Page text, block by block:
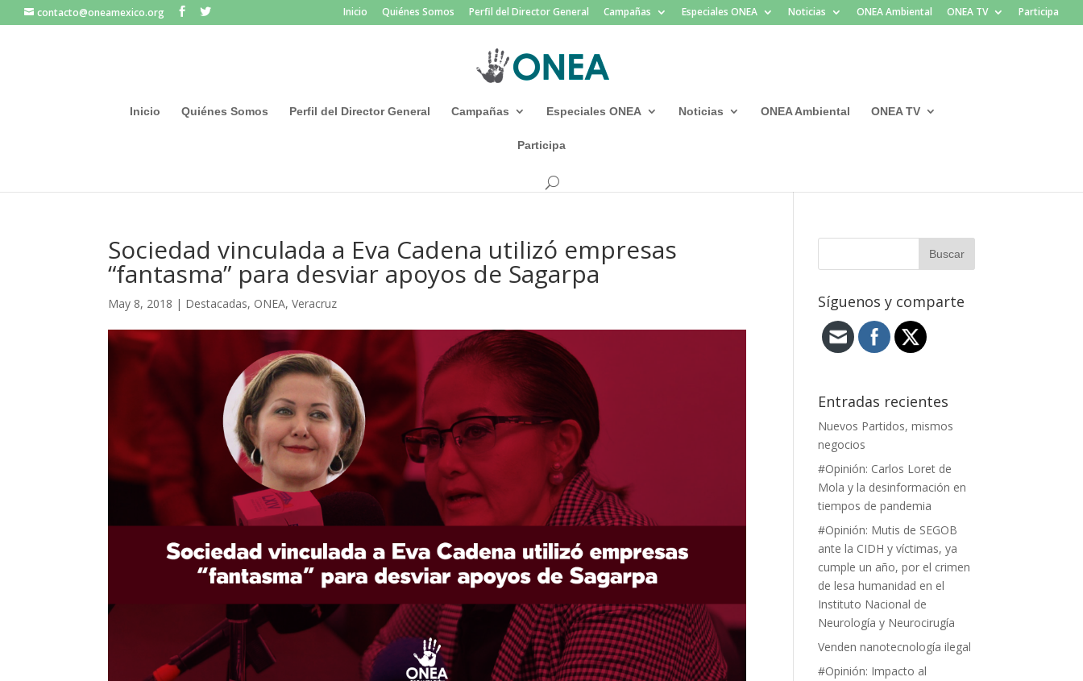
contacto@oneamexico.org Inicio Quiénes Somos Perfil del Director General Campañas Especiales ONEA Noticias ONEA Ambiental ONEA TV Participa
Inicio Quiénes Somos Perfil del Director General Campañas Especiales ONEA Noticias ONEA Ambiental ONEA TV
Participa
Sociedad vinculada a Eva Cadena utilizó empresas
“fantasma” para desviar apoyos de Sagarpa
May 8, 2018 | Destacadas, ONEA,Veracruz Síguenos y comparte
Entradas recientes
Nuevos Partidos, mismos
negocios
#Opinión: Carlos Loret de
Mola y la desinformación en
tiempos de pandemia
#Opinión: Mutis de SEGOB
ante la CIDH y víctimas, ya
cumple un año, por el crimen
de lesa humanidad en el
Instituto Nacional de
Neurología y Neurocirugía
Venden nanotecnología ilegal
#Opinión: Impacto al